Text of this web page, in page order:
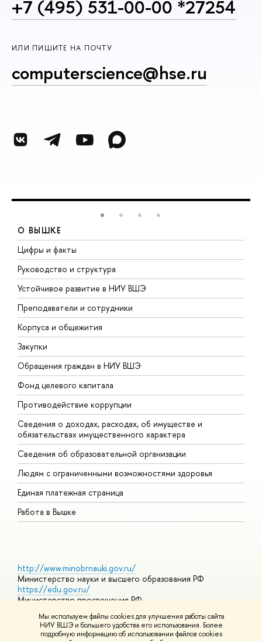
Мы используем файлы cookies для улучшения работы сайта
НИУ ВШЭ и большего удобства его использования. Более
подробную информацию об использовании файлов cookies
+7 (495) 531-00-00 *27254
ИЛИ ПИШИТЕ НА ПОЧТУ
computerscience@hse.ru
О ВЫШКЕ
Цифры и факты
Руководство и структура
Устойчивое развитие в НИУ ВШЭ
Преподаватели и сотрудники
Корпуса и общежития
Закупки
Обращения граждан в НИУ ВШЭ
Фонд целевого капитала
Противодействие коррупции
Сведения о доходах, расходах, об имуществе и
обязательствах имущественного характера
Сведения об образовательной организации
Людям с ограниченными возможностями здоровья
Единая платежная страница
Работа в Вышке
http://www.minobrnauki.gov.ru/
Министерство науки и высшего образования РФ
https://edu.gov.ru/
Министерство просвещения РФ
Массовые открытые онлайн-курсы